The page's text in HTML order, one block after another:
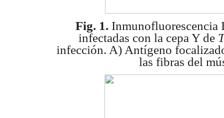
Fig. 1. Inmunofluorescencia
infectadas con la cepa Y de
infección. A) Antígeno
las fibras del